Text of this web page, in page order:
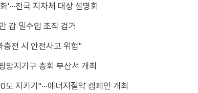
'···전국 지자체 대상 설명회
갑 밀수입 조직 검거
충전 시 안전사고 위험"
방지기구 총회 부산서 개최
지키기"···에너지절약 캠페인 개최